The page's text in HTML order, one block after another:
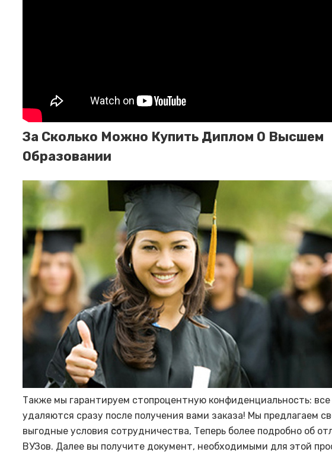
За Сколько Можно Купить Диплом О Высшем
Образовании
Также мы гарантируем стопроцентную конфиденциальность:
удаляются сразу после получения вами заказа! Мы предлагаем
выгодные условия сотрудничества, Теперь более подробно об
ВУЗов. Далее вы получите документ, необходимыми для этой